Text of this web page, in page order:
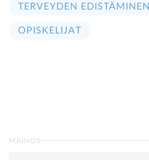
TERVEYDEN EDISTÄMINEN
OPISKELIJAT
MAINOS